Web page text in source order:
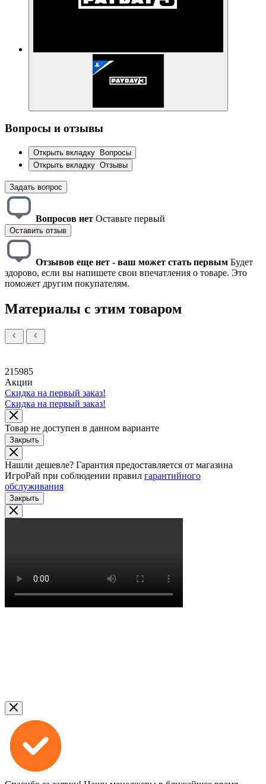
Вопросы и отзывы
Открыть вкладку
Вопросы
Открыть вкладку Отзывы
Задать вопрос
Вопросов нет Оставьте первый
Оставить отзыв
Отзывов еще нет - ваш может стать первым Будет
здорово, если вы напишете свои впечатления о товаре. Это
поможет другим покупателям.
Материалы с этим товаром
215985
Акции
Скидка на первый заказ!
Скидка на первый заказ!
Товар не доступен в данном варианте
Закрыть
Нашли дешевле? Гарантия предоставляется от магазина
ИгроРай при соблюдении правил гарантийного
обслуживания
Закрыть